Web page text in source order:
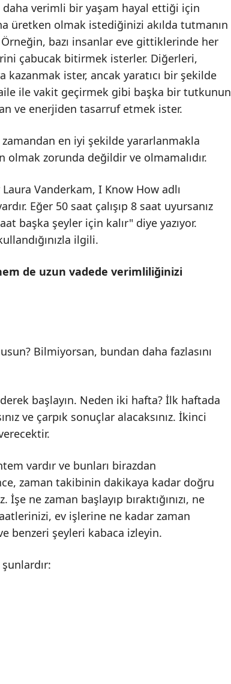
daha verimli bir yaşam hayal ettiği için
üretken olmak istediğinizi akılda tutmanın
bazı insanlar eve gittiklerinde her
çabucak bitirmek isterler. Diğerleri,
ister, ancak yaratıcı bir şekilde
ile vakit geçirmek gibi başka bir tutkunun
ve enerjiden tasarruf etmek ister.
en iyi şekilde yararlanmakla
olmak zorunda değildir ve olmamalıdır.
Vanderkam, I Know How adlı
Eğer 50 saat çalışıp 8 saat uyursanız
başka şeyler için kalır" diye yazıyor.
ilgili.
de uzun vadede verimliliğinizi
Bilmiyorsan, bundan daha fazlasını
başlayın. Neden iki hafta? İlk haftada
ve çarpık sonuçlar alacaksınız. İkinci
vardır ve bunları birazdan
zaman takibinin dakikaya kadar doğru
ne zaman başlayıp bıraktığınızı, ne
ev işlerine ne kadar zaman
ve benzeri şeyleri kabaca izleyin.